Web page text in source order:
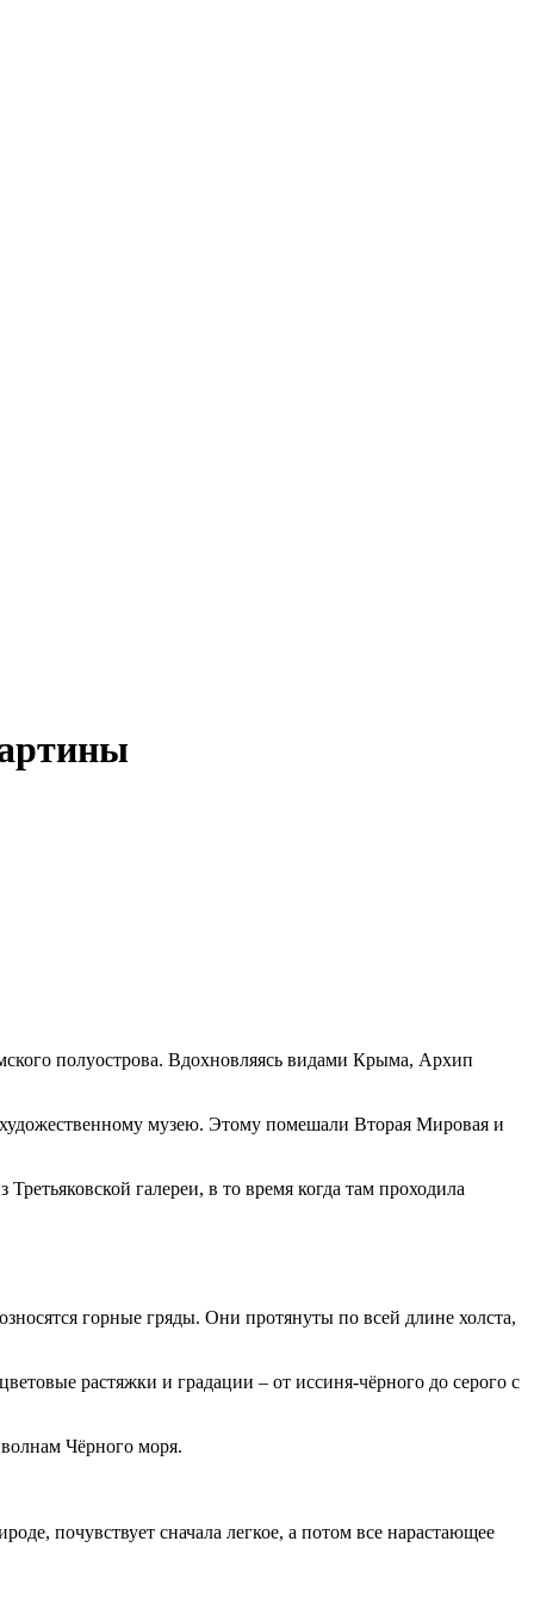
полуострова. Вдохновляясь видами Крыма, Архип
музею. Этому помешали Вторая Мировая и
галереи, в то время когда там проходила
горные гряды. Они протянуты по всей длине холста,
растяжки и градации – от иссиня-чёрного до серого с
Чёрного моря.
почувствует сначала легкое, а потом все нарастающее